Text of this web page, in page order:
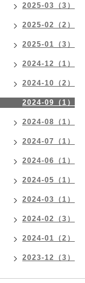
2025-03（3）
2025-02（2）
2025-01（3）
2024-12（1）
2024-10（2）
2024-09（1）
2024-08（1）
2024-07（1）
2024-06（1）
2024-05（1）
2024-03（1）
2024-02（3）
2024-01（2）
2023-12（3）